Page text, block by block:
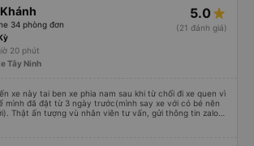
34 phòng đơn
5.0
(21 đánh giá)
20 phút
Tây Ninh
xe này tai ben xe phia nam sau khi từ chối đi xe quen vì
mình đã đặt từ 3 ngày trước(mình say xe với có bé nên
Thật ấn tượng vù nhân viên tư vấn, gửi thông tin zalo
Đi đúng giờ, xe mới toanh, sạch sẽ thơm tho, buồng